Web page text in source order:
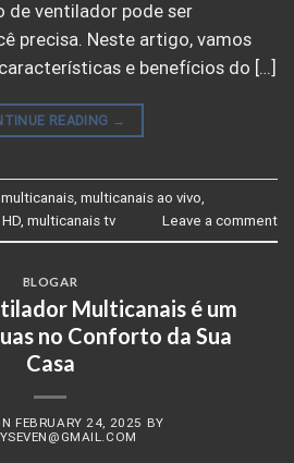
de ventilador pode ser
precisa. Neste artigo, vamos
e benefícios do […]
READING →
multicanais, multicanais ao vivo,
, multicanais tv Leave a comment
BLOGAR
Multicanais é um
no Conforto da Sua
Casa
FEBRUARY 24, 2025 BY